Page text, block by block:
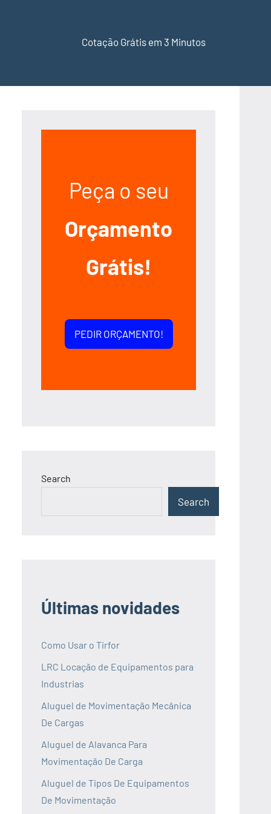
Cotação Grátis em 3 Minutos
Peça o seu
Orçamento
Grátis!
PEDIR ORÇAMENTO!
Search
Search
Últimas novidades
Como Usar o Tirfor
LRC Locação de Equipamentos para
Industrias
Aluguel de Movimentação Mecânica
De Cargas
Aluguel de Alavanca Para
Movimentação De Carga
Aluguel de Tipos De Equipamentos
De Movimentação